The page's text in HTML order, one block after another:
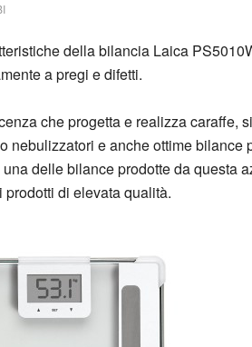
della bilancia Laica
a pregi e difetti.
che progetta e realizza caraffe,
nebulizzatori e anche ottime bilance
delle bilance prodotte da questa
di elevata qualità.